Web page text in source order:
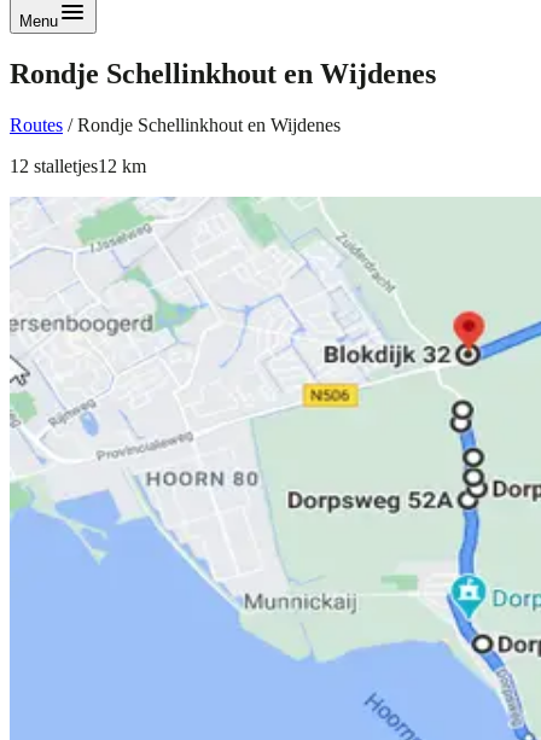
Menu
Rondje Schellinkhout en Wijdenes
Routes /Rondje Schellinkhout en Wijdenes
12 stalletjes12 km